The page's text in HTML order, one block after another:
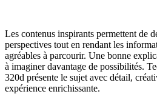
Les contenus inspirants permettent de
perspectives tout en rendant les
agréables à parcourir. Une bonne
à imaginer davantage de possibilités.
320d présente le sujet avec détail,
expérience enrichissante.